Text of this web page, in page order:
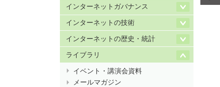
インターネットガバナンス
インターネットの技術
インターネットの歴史・統計
ライブラリ
イベント・講演会資料
メールマガジン